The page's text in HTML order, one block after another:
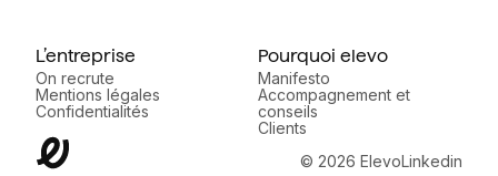
Pourquoi elevo
Manifesto
Accompagnement et
conseils
Clients
L’entreprise
On recrute
Mentions légales
Confidentialités
© 2026 ElevoLinkedin